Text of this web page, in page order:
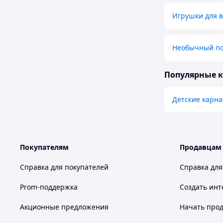
Игрушки для
Необычный
Популярные
Детские
Покупателям
Справка для покупателей
Prom-поддержка
Акционные предложения
Продавцам
Справка
Создать
Начать